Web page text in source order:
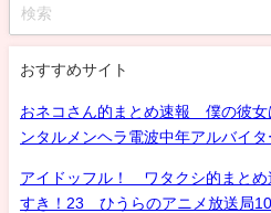
おすすめサイト
おネコさん的まとめ速報 僕の彼女
ンタルメンヘラ電波中年アルバイ
アイドッフル！ ワタクシ的まと
すき！23 ひうらのアニメ放送局